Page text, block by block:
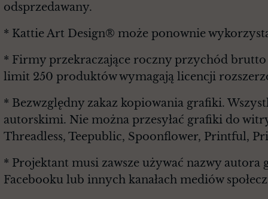
odsprzedawany.
* Kattie Art Design® może ponownie
* Firmy przekraczające roczny przychód
limit 250 produktów wymagają licencji
* Bezwzględny zakaz kopiowania grafiki.
autorskimi. Nie można przesyłać grafiki do
Threadless, Teepublic, Spoonflower, Printful,
* Projektant musi zawsze używać nazwy
Facebooku lub innych kanałach mediów